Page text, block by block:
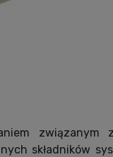
składników